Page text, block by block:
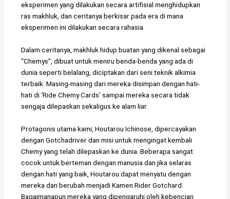
eksperimen yang dilakukan secara artifisial menghidupkan
ras makhluk, dan ceritanya berkisar pada era di mana
eksperimen ini dilakukan secara rahasia.
Dalam ceritanya, makhluk hidup buatan yang dikenal sebagai
“Chemys”, dibuat untuk meniru benda-benda yang ada di
dunia seperti belalang, diciptakan dari seni teknik alkimia
terbaik. Masing-masing dari mereka disimpan dengan hati-
hati di ‘Ride Chemy Cards’ sampai mereka secara tidak
sengaja dilepaskan sekaligus ke alam liar.
Protagonis utama kami, Houtarou Ichinose, dipercayakan
dengan Gotchadriver dan misi untuk mengingat kembali
Chemy yang telah dilepaskan ke dunia. Beberapa sangat
cocok untuk berteman dengan manusia dan jika selaras
dengan hati yang baik, Houtarou dapat menyatu dengan
mereka dan berubah menjadi Kamen Rider Gotchard.
Bagaimanapun mereka yang dipengaruhi oleh kebencian